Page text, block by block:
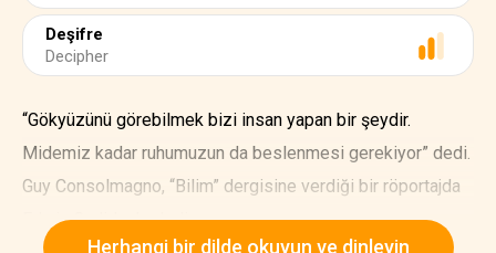
Deşifre
Decipher
“Gökyüzünü görebilmek bizi insan yapan bir şeydir.
Midemiz kadar ruhumuzun da beslenmesi gerekiyor” dedi.
Guy Consolmagno, “Bilim” dergisine verdiği bir röportajda
Edwin Carlidge’e dedi.
Herhangi bir dilde okuyun ve dinleyin